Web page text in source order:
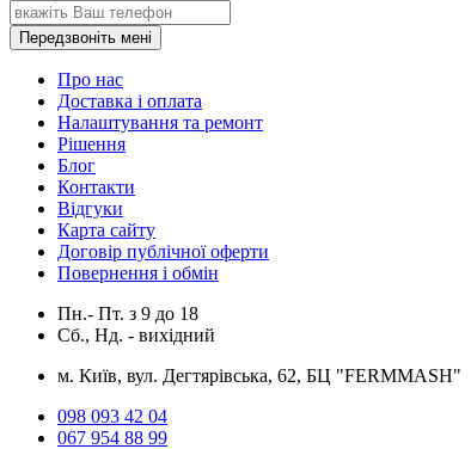
Передзвоніть мені
Про нас
Доставка і оплата
Налаштування та ремонт
Рішення
Блог
Контакти
Відгуки
Карта сайту
Договір публічної оферти
Повернення і обмін
Пн.- Пт. з 9 до 18
Сб., Нд. - вихідний
м. Київ, вул. Дегтярівська, 62, БЦ "FERMMASH"
098 093 42 04
067 954 88 99